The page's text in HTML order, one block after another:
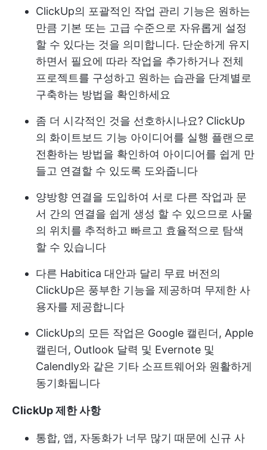
ClickUp의 포괄적인 작업 관리 기능은 원하는
만큼 기본 또는 고급 수준으로 자유롭게 설정
할 수 있다는 것을 의미합니다. 단순하게 유지
하면서 필요에 따라 작업을 추가하거나 전체
프로젝트를 구성하고 원하는 습관을 단계별로
구축하는 방법을 확인하세요
좀 더 시각적인 것을 선호하시나요? ClickUp
의 화이트보드 기능 아이디어를 실행 플랜으로
전환하는 방법을 확인하여 아이디어를 쉽게 만
들고 연결할 수 있도록 도와줍니다
양방향 연결을 도입하여 서로 다른 작업과 문
서 간의 연결을 쉽게 생성 할 수 있으므로 사물
의 위치를 추적하고 빠르고 효율적으로 탐색
할 수 있습니다
다른 Habitica 대안과 달리 무료 버전의
ClickUp은 풍부한 기능을 제공하며 무제한 사
용자를 제공합니다
ClickUp의 모든 작업은 Google 캘린더, Apple
캘린더, Outlook 달력 및 Evernote 및
Calendly와 같은 기타 소프트웨어와 원활하게
동기화됩니다
ClickUp 제한 사항
통합, 앱, 자동화가 너무 많기 때문에 신규 사